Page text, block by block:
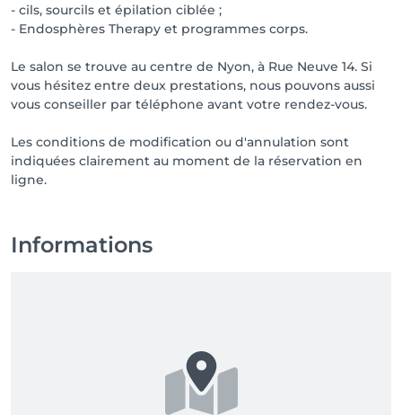
- cils, sourcils et épilation ciblée ;
- Endosphères Therapy et programmes corps.
Le salon se trouve au centre de Nyon, à Rue Neuve 14. Si
vous hésitez entre deux prestations, nous pouvons aussi
vous conseiller par téléphone avant votre rendez-vous.
Les conditions de modification ou d'annulation sont
indiquées clairement au moment de la réservation en
ligne.
Informations